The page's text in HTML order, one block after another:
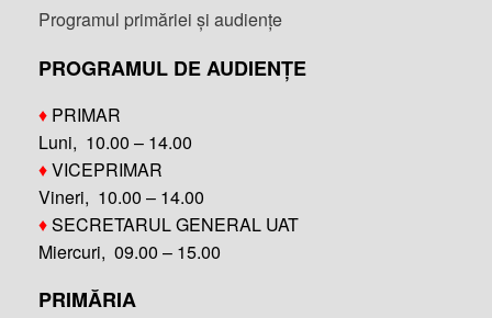
Programul primăriei și audiențe
PROGRAMUL DE AUDIENȚE
♦ PRIMAR
Luni, 10.00 – 14.00
♦VICEPRIMAR
Vineri, 10.00 – 14.00
♦SECRETARUL GENERAL UAT
Miercuri, 09.00 – 15.00
PRIMĂRIA